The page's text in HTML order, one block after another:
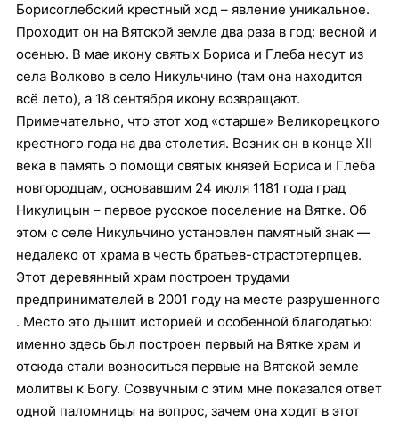
Борисоглебский крестный ход – явление уникальное.
Проходит он на Вятской земле два раза в год: весной и
осенью. В мае икону святых Бориса и Глеба несут из
села Волково в село Никульчино (там она находится
всё лето), а 18 сентября икону возвращают.
Примечательно, что этот ход «старше» Великорецкого
крестного года на два столетия. Возник он в конце XII
века в память о помощи святых князей Бориса и Глеба
новгородцам, основавшим 24 июля 1181 года град
Никулицын – первое русское поселение на Вятке. Об
этом с селе Никульчино установлен памятный знак —
недалеко от храма в честь братьев-страстотерпцев.
Этот деревянный храм построен трудами
предпринимателей в 2001 году на месте разрушенного
. Место это дышит историей и особенной благодатью:
именно здесь был построен первый на Вятке храм и
отсюда стали возноситься первые на Вятской земле
молитвы к Богу. Созвучным с этим мне показался ответ
одной паломницы на вопрос, зачем она ходит в этот